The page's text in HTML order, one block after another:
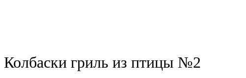
Колбаски гриль из птицы №2